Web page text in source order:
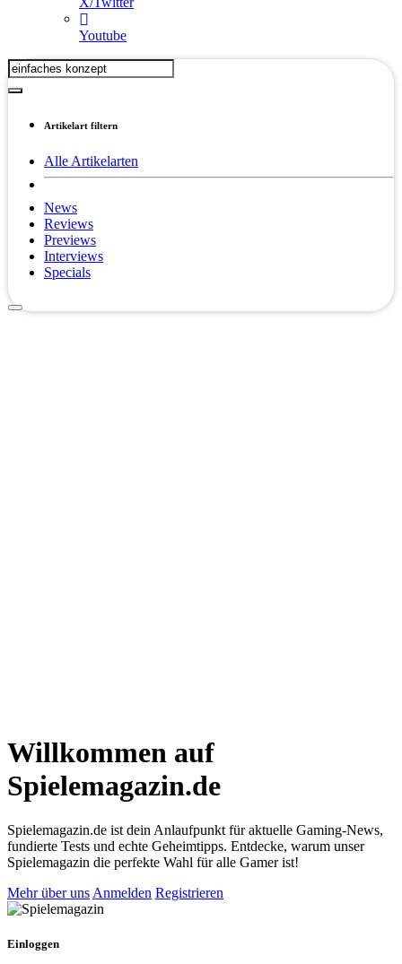
Youtube
Artikelart filtern
Alle Artikelarten
News
Reviews
Previews
Interviews
Specials
Willkommen auf
Spielemagazin.de
Spielemagazin.de ist dein Anlaufpunkt für aktuelle Gaming-News,
fundierte Tests und echte Geheimtipps. Entdecke, warum unser
Spielemagazin die perfekte Wahl für alle Gamer ist!
Mehr über uns Anmelden Registrieren
Einloggen